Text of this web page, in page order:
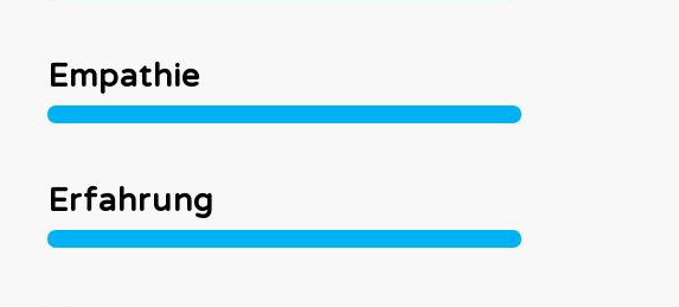
Empathie
Erfahrung